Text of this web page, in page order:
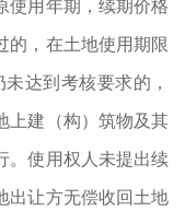
使用年期，续期价格
的，在土地使用期限
达到考核要求的，
上建（构）筑物及其
。使用权人未提出续
出让方无偿收回土地